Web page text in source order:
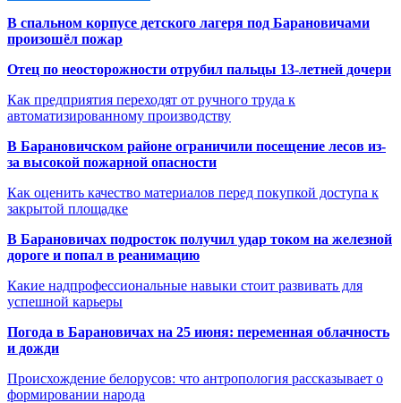
В спальном корпусе детского лагеря под Барановичами
произошёл пожар
Отец по неосторожности отрубил пальцы 13-летней дочери
Как предприятия переходят от ручного труда к
автоматизированному производству
В Барановичском районе ограничили посещение лесов из-
за высокой пожарной опасности
Как оценить качество материалов перед покупкой доступа к
закрытой площадке
В Барановичах подросток получил удар током на железной
дороге и попал в реанимацию
Какие надпрофессиональные навыки стоит развивать для
успешной карьеры
Погода в Барановичах на 25 июня: переменная облачность
и дожди
Происхождение белорусов: что антропология рассказывает о
формировании народа